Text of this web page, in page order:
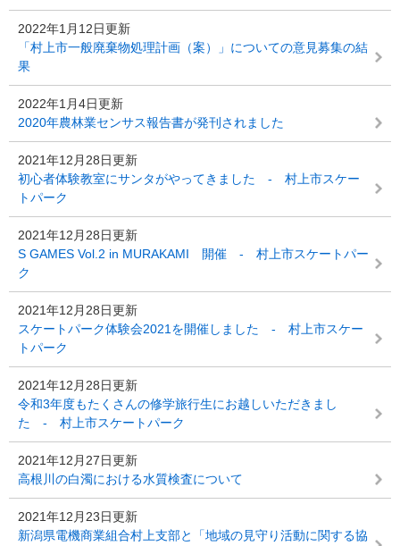
2022年1月12日更新
「村上市一般廃棄物処理計画（案）」についての意見募集の結
果
2022年1月4日更新
2020年農林業センサス報告書が発刊されました
2021年12月28日更新
初心者体験教室にサンタがやってきました - 村上市スケー
トパーク
2021年12月28日更新
S GAMES Vol.2 in MURAKAMI 開催 - 村上市スケートパー
ク
2021年12月28日更新
スケートパーク体験会2021を開催しました - 村上市スケー
トパーク
2021年12月28日更新
令和3年度もたくさんの修学旅行生にお越しいただきまし
た - 村上市スケートパーク
2021年12月27日更新
高根川の白濁における水質検査について
2021年12月23日更新
新潟県電機商業組合村上支部と「地域の見守り活動に関する協